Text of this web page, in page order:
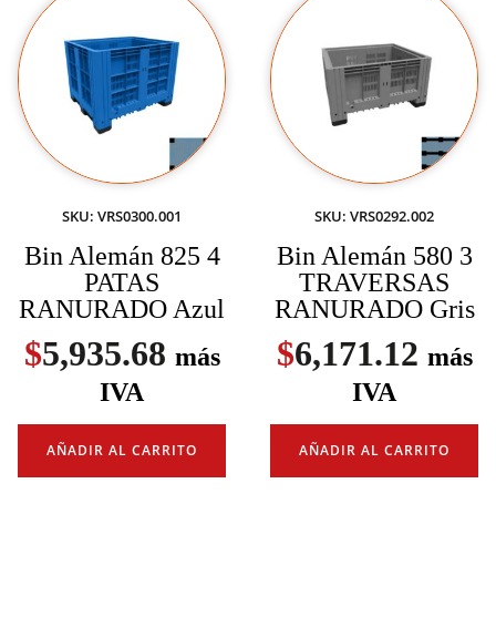
SKU: VRS0300.001
Bin Alemán 825 4
PATAS
RANURADO Azul
$5,935.68 más
IVA
AÑADIR AL CARRITO
SKU: VRS0292.002
Bin Alemán 580 3
TRAVERSAS
RANURADO Gris
$6,171.12 más
IVA
AÑADIR AL CARRITO